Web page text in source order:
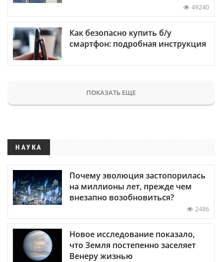
49240
Как безопасно купить б/у
смартфон: подробная инструкция
ПОКАЗАТЬ ЕЩЕ
НАУКА
Почему эволюция застопорилась
на миллионы лет, прежде чем
внезапно возобновиться?
2486
Новое исследование показало,
что Земля постепенно заселяет
Венеру жизнью